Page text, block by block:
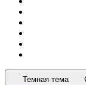
Темная тема